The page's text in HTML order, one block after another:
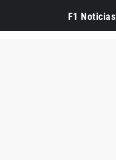
F1 Noticias